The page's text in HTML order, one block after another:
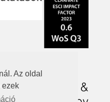
Az oldal
ezek